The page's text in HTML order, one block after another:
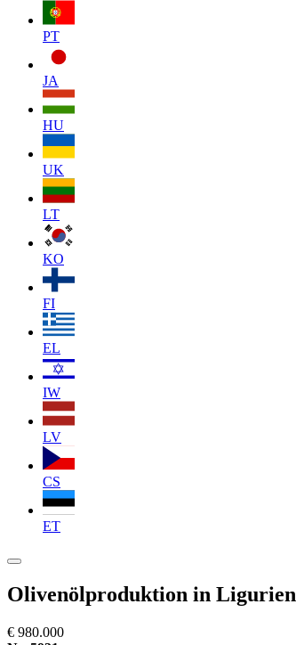
PT
JA
HU
UK
LT
KO
FI
EL
IW
LV
CS
ET
Olivenölproduktion in Ligurien
€ 980.000